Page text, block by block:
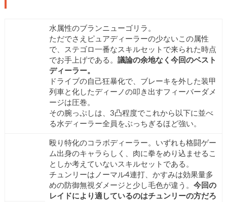
水属性のブランニューゴリラ。
ただでさえピュアディーラーの少ないこの属性
で、ステゴロ一番なスキルセットで来られた時点
でお手上げである。 議論の余地なく今回のベスト
ディーラー。
ドライブの自己狂暴化で、ブレーキを外した装甲
列車と化したディーノの叩き出すフィーバーダメ
ージは圧巻。
その腕っぷしは、3凸程度でこれから以下に並べ
る水ディーラー全員をぶっちぎるほど強い。
殴り特化のコラボディーラー。いずれも格闘ゲー
ム出身のキャラらしく、肉に拳をめり込ませるこ
としか考えていないスキルセットである。
チュンリーはノーマル4連打、かすみは効果量多
めの防御無視ダメージと少し毛色が違う。 今回の
レイドにより適しているのはチュンリーの方だろ